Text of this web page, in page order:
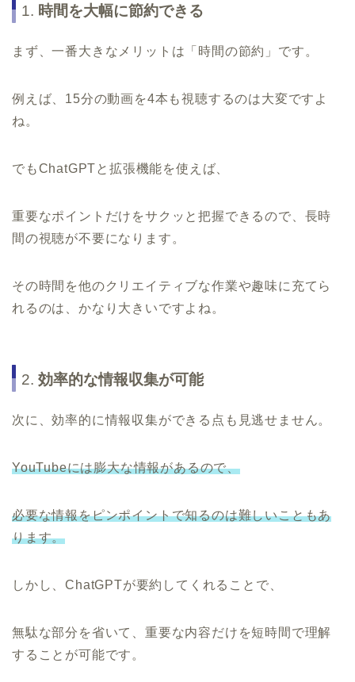
1. 時間を大幅に節約できる
まず、一番大きなメリットは「時間の節約」です。
例えば、15分の動画を4本も視聴するのは大変ですよ
ね。
でもChatGPTと拡張機能を使えば、
重要なポイントだけをサクッと把握できるので、長時
間の視聴が不要になります。
その時間を他のクリエイティブな作業や趣味に充てら
れるのは、かなり大きいですよね。
2. 効率的な情報収集が可能
次に、効率的に情報収集ができる点も見逃せません。
YouTubeには膨大な情報があるので、
必要な情報をピンポイントで知るのは難しいこともあ
ります。
しかし、ChatGPTが要約してくれることで、
無駄な部分を省いて、重要な内容だけを短時間で理解
することが可能です。